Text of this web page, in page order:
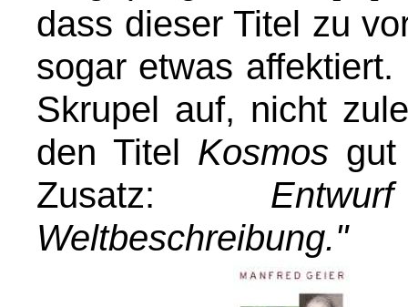
dass dieser Titel zu
sogar etwas
Skrupel auf, nicht
den Titel Kosmos
Zusatz:
Weltbeschreibung."